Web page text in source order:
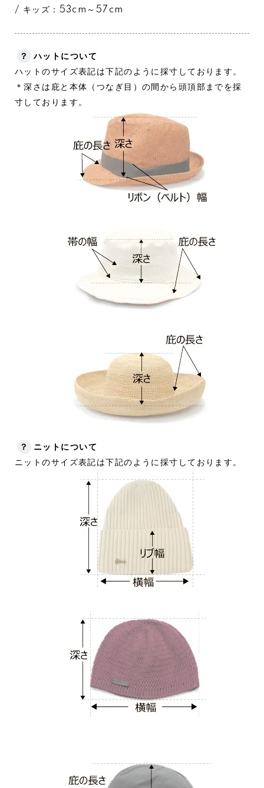
/ キッズ：53cm～57cm
？
ハットについて
ハットのサイズ表記は下記のように採寸しております。
＊深さは庇と本体（つなぎ目）の間から頭頂部までを採
寸しております。
？
ニットについて
ニットのサイズ表記は下記のように採寸しております。